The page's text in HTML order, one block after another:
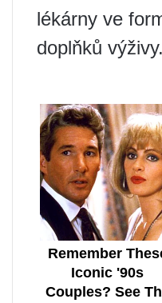
lékárny ve
doplňků výživy.